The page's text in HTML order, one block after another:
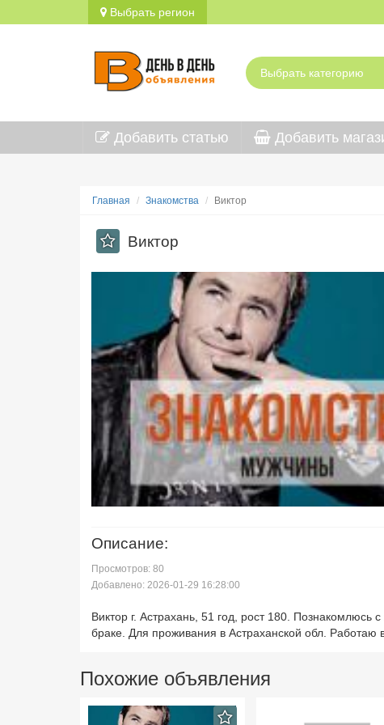
Выбрать регион
Добавить статью Добавить
Главная Знакомства Виктор
Виктор
Описание:
Просмотров: 80
Добавлено: 2026-01-29 16:28:00
Виктор г. Астрахань, 51 год, рост 180.
браке. Для проживания в Астраханской обл. Работаю
Похожие объявления